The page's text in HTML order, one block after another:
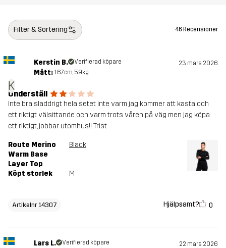
Filter & Sortering 46 Recensioner
K
Kerstin B. Verifierad köpare 23 mars 2026
Mått: 167cm, 59kg
Underställ
Inte bra sladdrigt hela setet inte varm jag kommer att kasta och
ett riktigt välsittande och varm trots våren på väg men jag köpa
ett riktigt, jobbar utomhus!! Trist
Route Merino
Warm Base
Layer Top
Black
Köpt storlek M
Artikelnr 14307 Hjälpsamt? 0
Lars L. Verifierad köpare 22 mars 2026